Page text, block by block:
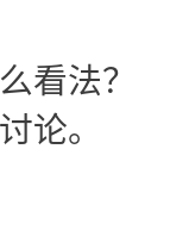
看法？
论。